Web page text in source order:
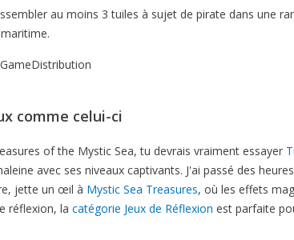
au moins 3 tuiles à sujet de pirate dans une
comme celui-ci
of the Mystic Sea, tu devrais vraiment essayer
avec ses niveaux captivants. J'ai passé des
jette un œil à Mystic Sea Treasures, où les effets
réflexion, la catégorie Jeux de Réflexion est parfaite